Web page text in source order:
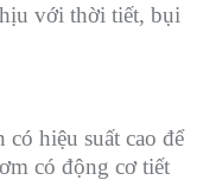
với thời tiết, bụi
có hiệu suất cao để
có động cơ tiết